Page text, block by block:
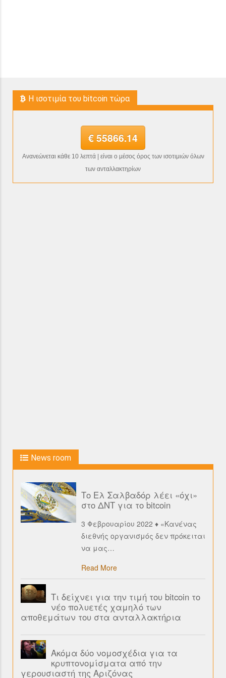
H ισοτιμία του bitcoin τώρα
€ 55866.14
Ανανεώνεται κάθε 10 λεπτά | είναι ο μέσος όρος των ισοτιμιών όλων
των ανταλλακτηρίων
News room
Το Ελ Σαλβαδόρ λέει «όχι»
στο ΔΝΤ για το bitcoin
3 Φεβρουαρίου 2022 ♦ «Κανένας
διεθνής οργανισμός δεν πρόκειται
να μας…
Read More
Τι δείχνει για την τιμή του bitcoin το
νέο πολυετές χαμηλό των
αποθεμάτων του στα ανταλλακτήρια
Ακόμα δύο νομοσχέδια για τα
κρυπτονομίσματα από την
γερουσιαστή της Αριζόνας